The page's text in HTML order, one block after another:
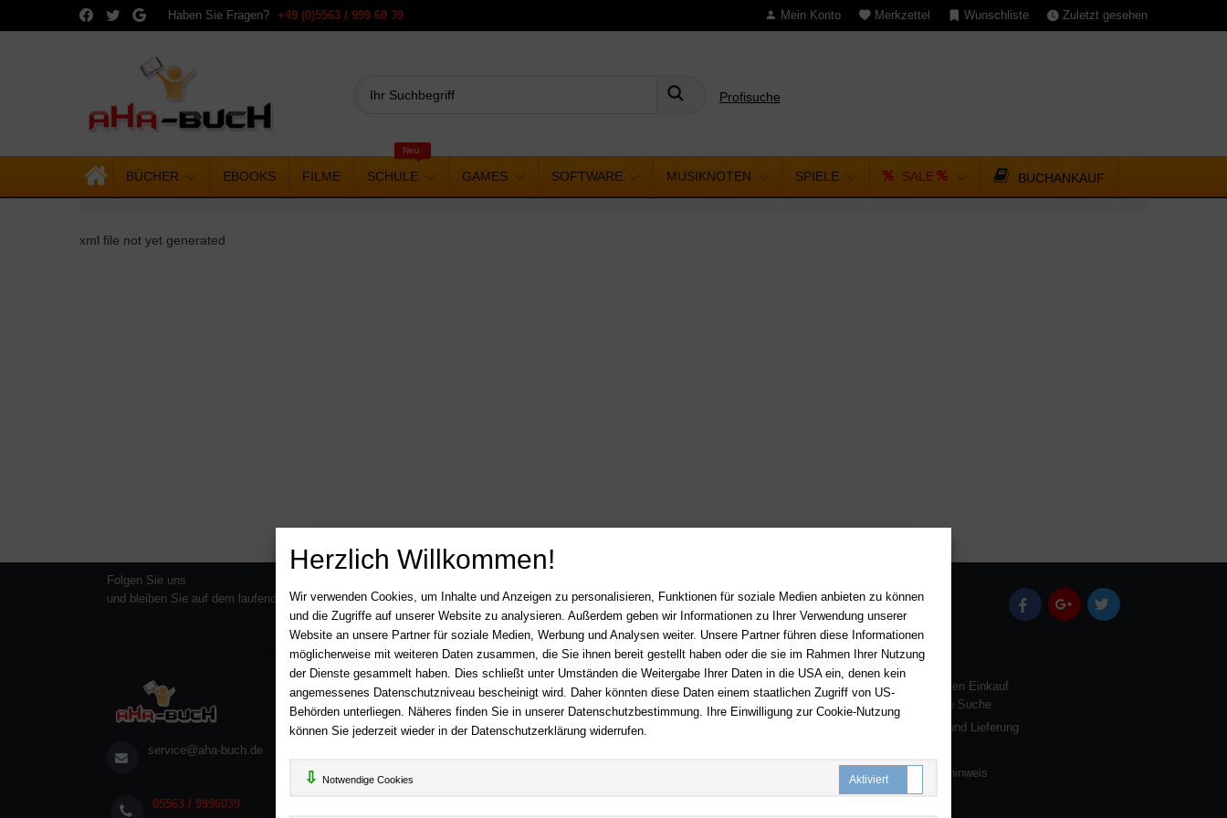
Haben Sie Fragen? +49 (0)5563 / 999 60 39 Mein Konto Merkzettel Wunschliste Zuletzt gesehen
Suchen
Profisuche
BÜCHER EBOOKS FILME
Neu
SCHULE GAMES SOFTWARE MUSIKNOTEN SPIELE SALE BUCHANKAUF
xml file not yet generated
Folgen Sie uns
und bleiben Sie auf dem laufenden
LOS (öffnet in einem neuen Tab)
(öffnet in einem neuen Tab)
(öffnet in einem
service@aha-buch.de
05563 / 9996039
Über AHA-BUCH
Impressum
Datenschutz
Hilfe
FAQ - Häufige Fragen
Kontakt
Rund um Ihren Einkauf
Erweiterte Suche
Versand und Lieferung
Batterienhinweis
Herzlich Willkommen!
Wir verwenden Cookies, um Inhalte und Anzeigen zu personalisieren, Funktionen für soziale Medien anbieten zu können
und die Zugriffe auf unserer Website zu analysieren. Außerdem geben wir Informationen zu Ihrer Verwendung unserer
Website an unsere Partner für soziale Medien, Werbung und Analysen weiter. Unsere Partner führen diese Informationen
möglicherweise mit weiteren Daten zusammen, die Sie ihnen bereit gestellt haben oder die sie im Rahmen Ihrer Nutzung
der Dienste gesammelt haben. Dies schließt unter Umständen die Weitergabe Ihrer Daten in die USA ein, denen kein
angemessenes Datenschutzniveau bescheinigt wird. Daher könnten diese Daten einem staatlichen Zugriff von US-
Behörden unterliegen. Näheres finden Sie in unserer Datenschutzbestimmung. Ihre Einwilligung zur Cookie-Nutzung
können Sie jederzeit wieder in der Datenschutzerklärung widerrufen.
Notwendige Cookies